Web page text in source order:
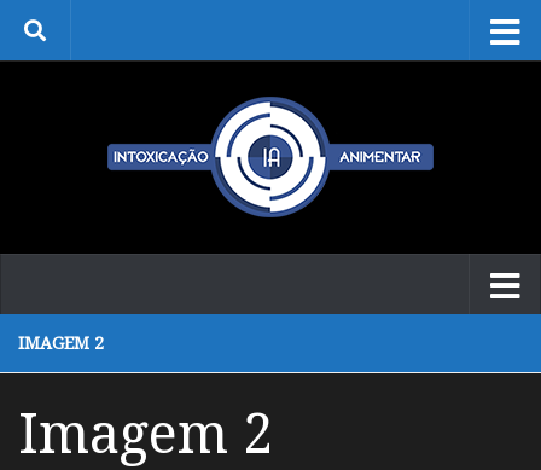
Skip to content
IMAGEM 2
Imagem 2